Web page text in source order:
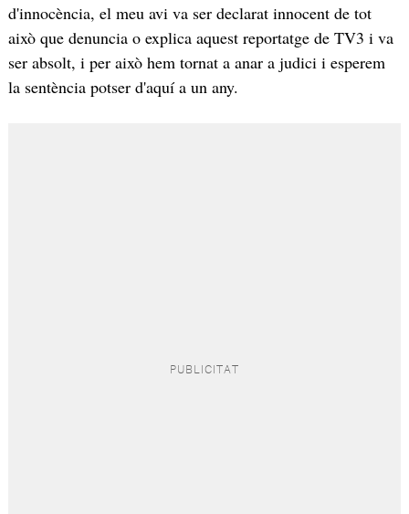
d'innocència, el meu avi va ser declarat innocent de tot
això que denuncia o explica aquest reportatge de TV3 i va
ser absolt, i per això hem tornat a anar a judici i esperem
la sentència potser d'aquí a un any.